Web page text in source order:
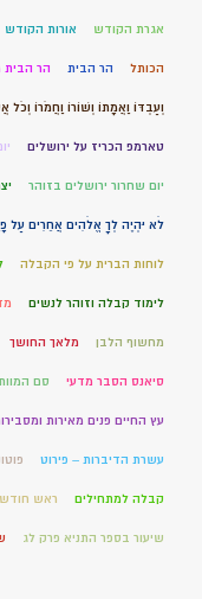
אגרת הקודש אורות הקודש
הכותל הר הבית הר הבית
וְעַבְדּוֹ וַאֲמָתוֹ וְשׁוֹרוֹ וַחֲמֹרוֹ וְכֹל
טארמפ הכריז על ירושלים
יום שחרור ירושלים בזוהר
לֹא יִהְיֶה לְךָ אֱלֹהִים אֲחֵרִים עַל
לוחות הברית על פי הקבלה
לימוד קבלה וזוהר לנשים
מחשוף הלבן מלאך החושך
סיאנס הסבר מדעי סם
עץ החיים פנים מאירות
עשרת הדיברות – פירוט
קבלה למתחילים ראש
שיעור בספר התניא פרק לג